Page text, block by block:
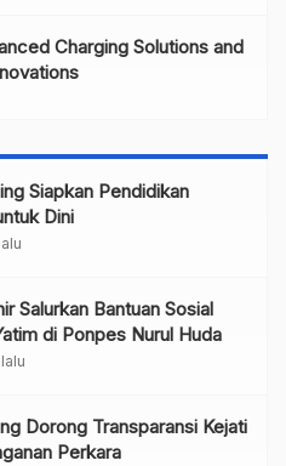
Charging Solutions and
Siapkan Pendidikan
Dini
Salurkan Bantuan Sosial
di Ponpes Nurul Huda
Dorong Transparansi Kejati
Perkara